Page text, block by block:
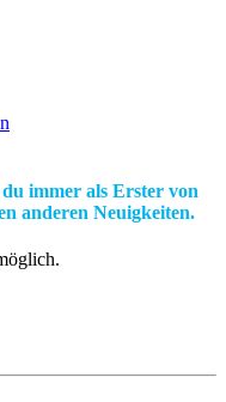
immer als Erster von
anderen Neuigkeiten.